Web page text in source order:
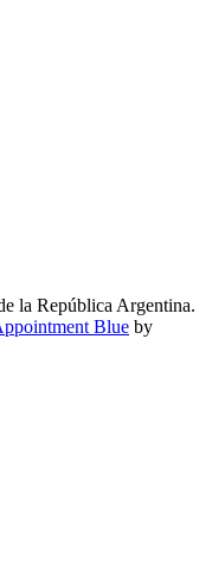
la República Argentina.
Blue by